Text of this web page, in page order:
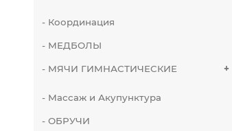
- Координация
- МЕДБОЛЫ
- МЯЧИ ГИМНАСТИЧЕСКИЕ +
- Массаж и Акупунктура
- ОБРУЧИ